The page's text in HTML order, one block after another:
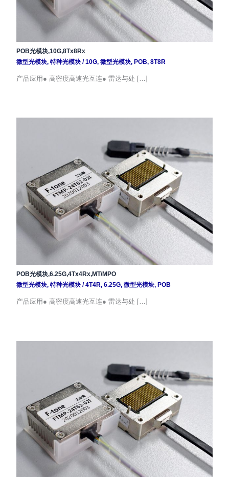
POB光模块,10G,8Tx8Rx
微型光模块, 特种光模块/10G, 微型光模块, POB, 8T8R
产品应用● 高密度高速光互连● 雷达与处 […]
POB光模块,6.25G,4Tx4Rx,MT/MPO
微型光模块, 特种光模块/4T4R, 6.25G, 微型光模块, POB
产品应用● 高密度高速光互连● 雷达与处 […]